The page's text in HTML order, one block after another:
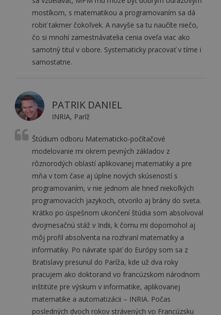
mostíkom, s matematikou a programovaním sa dá
robiť takmer čokoľvek. A navyše sa tu naučíte niečo,
čo si mnohí zamestnávatelia cenia oveľa viac ako
samotný titul v obore. Systematicky pracovať v tíme i
samostatne.
PATRIK DANIEL
INRIA, Paríž
Štúdium odboru Matematicko-počítačové
modelovanie mi okrem pevných základov z
rôznorodých oblastí aplikovanej matematiky a pre
mňa v tom čase aj úplne nových skúseností s
programovaním, v nie jednom ale hneď niekoľkých
programovacích jazykoch, otvorilo aj brány do sveta.
Krátko po úspešnom ukončení štúdia som absolvoval
dvojmesačnú stáž v Indii, k čomu mi dopomohol aj
môj profil absolventa na rozhraní matematiky a
informatiky. Po návrate späť do Európy som sa z
Bratislavy presunul do Paríža, kde už dva roky
pracujem ako doktorand vo francúzskom národnom
inštitúte pre výskum v informatike, aplikovanej
matematike a automatizácii – INRIA. Počas
posledných dvoch rokov strávených vo Francúzsku